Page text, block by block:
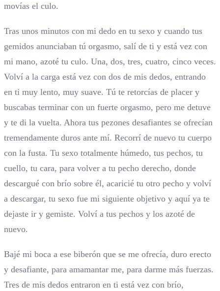
movías el culo.
Tras unos minutos con mi dedo en tu sexo y cuando tus
gemidos anunciaban tú orgasmo, salí de ti y está vez con
mi mano, azoté tu culo. Una, dos, tres, cuatro, cinco veces.
Volví a la carga está vez con dos de mis dedos, entrando
en ti muy lento, muy suave. Tú te retorcías de placer y
buscabas terminar con un fuerte orgasmo, pero me detuve
y te di la vuelta. Ahora tus pezones desafiantes se ofrecían
tremendamente duros ante mí. Recorrí de nuevo tu cuerpo
con la fusta. Tu sexo totalmente húmedo, tus pechos, tu
cuello, tu cara, para volver a tu pecho derecho, donde
descargué con brío sobre él, acaricié tu otro pecho y volví
a descargar, tu sexo fue mi siguiente objetivo y aquí ya te
dejaste ir y gemiste. Volví a tus pechos y los azoté de
nuevo.
Bajé mi boca a ese biberón que se me ofrecía, duro erecto
y desafiante, para amamantar me, para darme más fuerzas.
Tres de mis dedos entraron en ti está vez con brío,